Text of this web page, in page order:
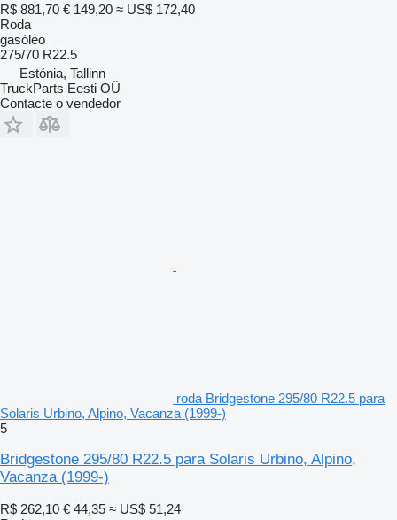
R$ 881,70 € 149,20 ≈ US$ 172,40
Roda
gasóleo
275/70 R22.5
Estónia, Tallinn
TruckParts Eesti OÜ
Contacte o vendedor
roda Bridgestone 295/80 R22.5 para
Solaris Urbino, Alpino, Vacanza (1999-)
5
Bridgestone 295/80 R22.5 para Solaris Urbino, Alpino,
Vacanza (1999-)
R$ 262,10 € 44,35 ≈ US$ 51,24